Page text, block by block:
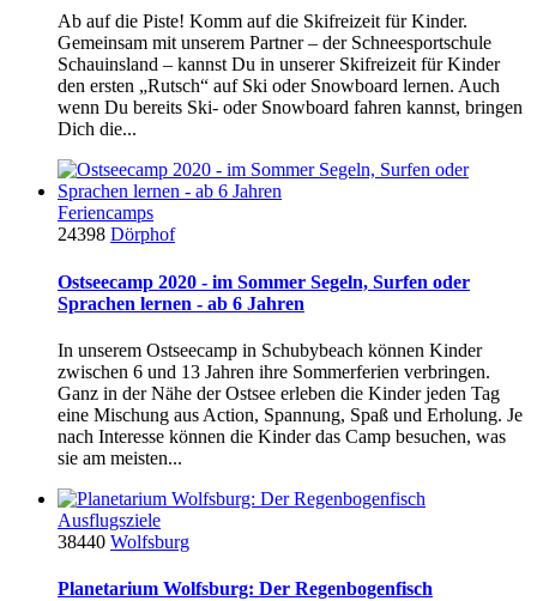
Ab auf die Piste! Komm auf die Skifreizeit für Kinder.
Gemeinsam mit unserem Partner – der Schneesportschule
Schauinsland – kannst Du in unserer Skifreizeit für Kinder
den ersten „Rutsch“ auf Ski oder Snowboard lernen. Auch
wenn Du bereits Ski- oder Snowboard fahren kannst, bringen
Dich die...
Feriencamps
24398 Dörphof
Ostseecamp 2020 - im Sommer Segeln, Surfen oder
Sprachen lernen - ab 6 Jahren
In unserem Ostseecamp in Schubybeach können Kinder
zwischen 6 und 13 Jahren ihre Sommerferien verbringen.
Ganz in der Nähe der Ostsee erleben die Kinder jeden Tag
eine Mischung aus Action, Spannung, Spaß und Erholung. Je
nach Interesse können die Kinder das Camp besuchen, was
sie am meisten...
Ausflugsziele
38440 Wolfsburg
Planetarium Wolfsburg: Der Regenbogenfisch